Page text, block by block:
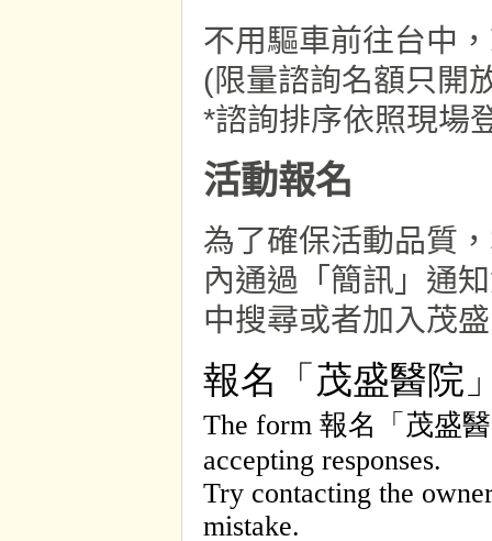
不用驅車前往台中
(限量諮詢名額只開
*諮詢排序依照現場
活動報名
為了確保活動品質
內通過「簡訊」通
中搜尋或者加入茂